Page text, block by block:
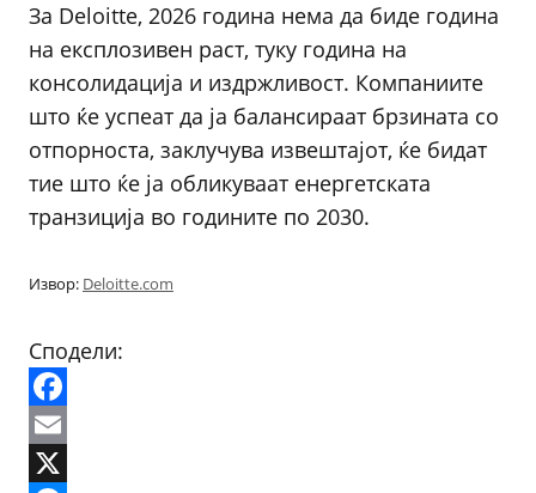
За Deloitte, 2026 година нема да биде година
на експлозивен раст, туку година на
консолидација и издржливост. Компаниите
што ќе успеат да ја балансираат брзината со
отпорноста, заклучува извештајот, ќе бидат
тие што ќе ја обликуваат енергетската
транзиција во годините по 2030.
Извор: Deloitte.com
Сподели:
Facebook
Email